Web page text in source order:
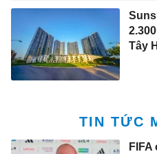
Tây
TIN TỨC